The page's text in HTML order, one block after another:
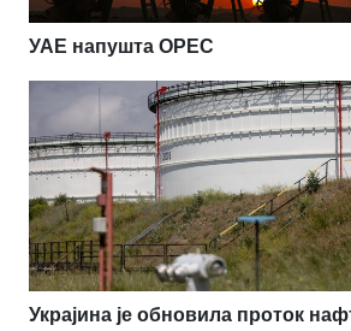
УАЕ напушта OPEC
Украјина је обновила проток